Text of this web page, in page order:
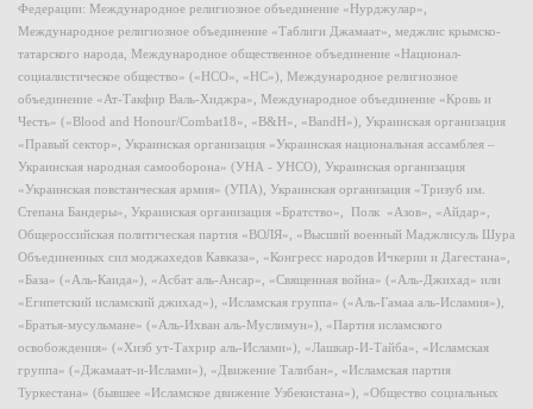
Федерации: Международное религиозное объединение «Нурджулар»,
Международное религиозное объединение «Таблиги Джамаат», меджлис крымско-
татарского народа, Международное общественное объединение «Национал-
социалистическое общество» («НСО», «НС»), Международное религиозное
объединение «Ат-Такфир Валь-Хиджра», Международное объединение «Кровь и
Честь» («Blood and Honour/Combat18», «B&H», «BandH»), Украинская организация
«Правый сектор», Украинская организация «Украинская национальная ассамблея –
Украинская народная самооборона» (УНА - УНСО), Украинская организация
«Украинская повстанческая армия» (УПА), Украинская организация «Тризуб им.
Степана Бандеры», Украинская организация «Братство», Полк «Азов», «Айдар»,
Общероссийская политическая партия «ВОЛЯ», «Высший военный Маджлисуль Шура
Объединенных сил моджахедов Кавказа», «Конгресс народов Ичкерии и Дагестана»,
«База» («Аль-Каида»), «Асбат аль-Ансар», «Священная война» («Аль-Джихад» или
«Египетский исламский джихад»), «Исламская группа» («Аль-Гамаа аль-Исламия»),
«Братья-мусульмане» («Аль-Ихван аль-Муслимун»), «Партия исламского
освобождения» («Хизб ут-Тахрир аль-Ислами»), «Лашкар-И-Тайба», «Исламская
группа» («Джамаат-и-Ислами»), «Движение Талибан», «Исламская партия
Туркестана» (бывшее «Исламское движение Узбекистана»), «Общество социальных